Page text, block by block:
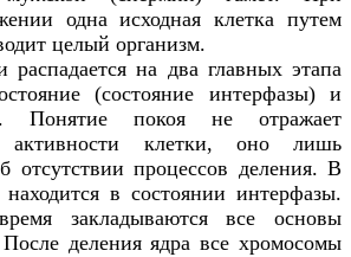
одна исходная клетка путем
целый организм.
распадается на два главных этапа
(состояние интерфазы) и
Понятие покоя не отражает
активности клетки, оно лишь
отсутствии процессов деления. В
в состоянии интерфазы.
закладываются все основы
деления ядра все хромосомы